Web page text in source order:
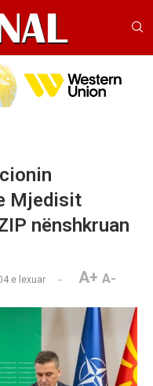
Mjedisit
nënshkruan
e lexuar A+ A-